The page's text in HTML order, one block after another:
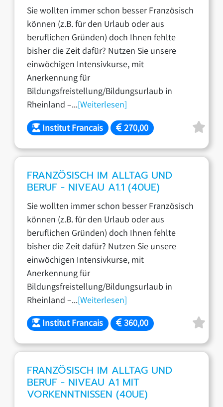
Sie wollten immer schon besser Französisch
können (z.B. für den Urlaub oder aus
beruflichen Gründen) doch Ihnen fehlte
bisher die Zeit dafür? Nutzen Sie unsere
einwöchigen Intensivkurse, mit
Anerkennung für
Bildungsfreistellung/Bildungsurlaub in
Rheinland –...[Weiterlesen]
Institut Francais
270,00
FRANZÖSISCH IM ALLTAG UND
BERUF - NIVEAU A1.1 (40UE)
Sie wollten immer schon besser Französisch
können (z.B. für den Urlaub oder aus
beruflichen Gründen) doch Ihnen fehlte
bisher die Zeit dafür? Nutzen Sie unsere
einwöchigen Intensivkurse, mit
Anerkennung für
Bildungsfreistellung/Bildungsurlaub in
Rheinland –...[Weiterlesen]
Institut Francais
360,00
FRANZÖSISCH IM ALLTAG UND
BERUF - NIVEAU A1 MIT
VORKENNTNISSEN (40UE)